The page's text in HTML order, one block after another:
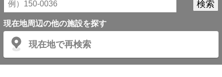
現在地周辺の他の施設を探す
現在地で再検索